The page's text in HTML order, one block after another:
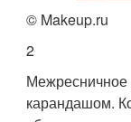
© Makeup.ru
2
Межресничное
карандашом.